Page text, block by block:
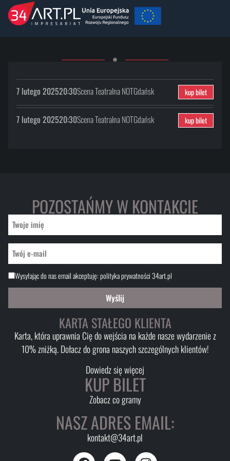
7 lutego 202520:30Scena Teatralna NOTGdańsk kup bilet
7 lutego 202520:30Scena Teatralna NOTGdańsk kup bilet
POZOSTAŃMY W KONTAKCIE
Wysyłając do nas email akceptuję:polityka prywatności 34art.pl
Wyślij
KARTA STAŁEGO KLIENTA
Karta, która uprawnia Cię do wejścia na każde nasze wydarzenie z
10% zniżką. Dołacz do grona naszych szczególnych klientów!
Dowiedz się więcej
KUP BILET
Zobacz co gramy
NASZ ADRES EMAIL:
kontakt@34art.pl